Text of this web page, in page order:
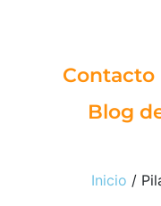
Contacto
Blog
Inicio /